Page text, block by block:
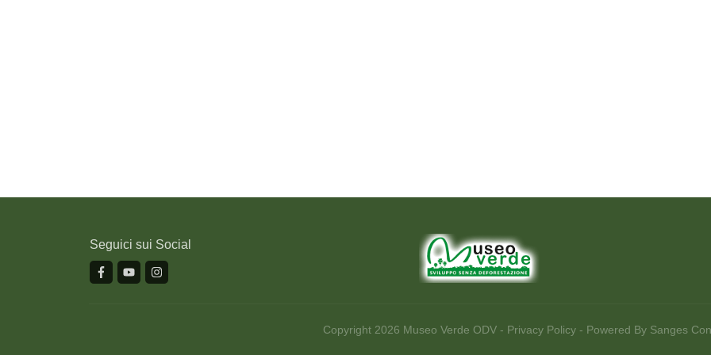
Seguici sui Social
Copyright 2026 Museo Verde ODV- Privacy Policy- Powered By Sanges